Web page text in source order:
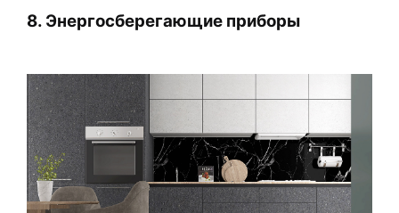
8. Энергосберегающие приборы